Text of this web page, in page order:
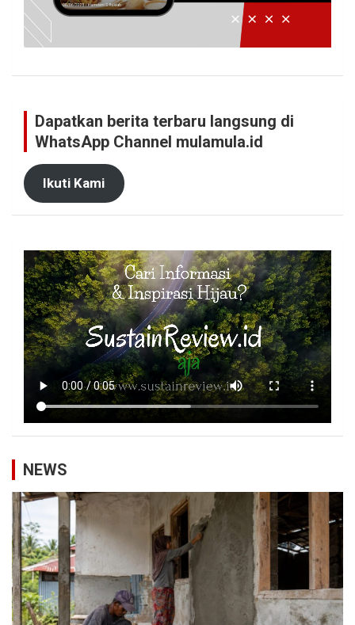
Dapatkan berita terbaru langsung di
WhatsApp Channel mulamula.id
Ikuti Kami
NEWS